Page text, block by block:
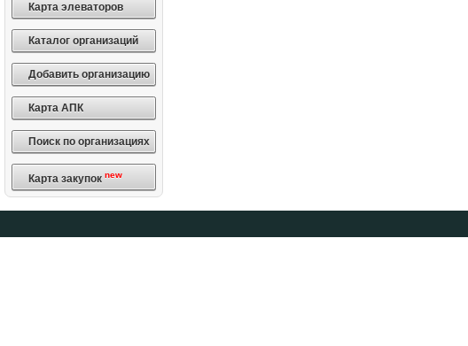
Карта элеваторов
Каталог организаций
Добавить организацию
Карта АПК
Поиск по организациях
Карта закупок new